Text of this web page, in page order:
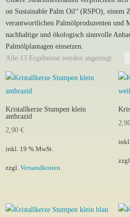
on Sustainable Palm Oil“ (RSPO), einem
verantwortlichen Palmölproduzenten und
nachhaltige und ökologisch sinnvolle
Palmölplantagen einsetzen.
Alle 13 Ergebnisse werden angezeigt
Kristallkerze Stumpen klein
anthrazid
2,90€
inkl. 19 % MwSt.
zzgl.Versandkosten